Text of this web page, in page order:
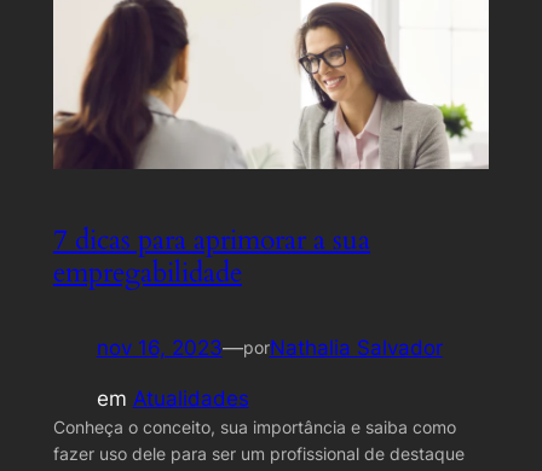
7 dicas para aprimorar a sua
empregabilidade
nov 16, 2023—porNathalia Salvador
em Atualidades
Conheça o conceito, sua importância e saiba como
fazer uso dele para ser um profissional de destaque